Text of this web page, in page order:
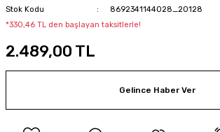
Stok Kodu
8692341144028_20128
*330,46 TL den başlayan taksitlerle!
2.489,00 TL
Gelince Haber Ver